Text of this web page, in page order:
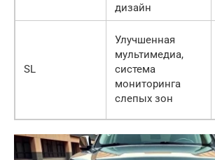
дизайн
SL
Улучшенная
мультимедиа,
система
мониторинга
слепых зон